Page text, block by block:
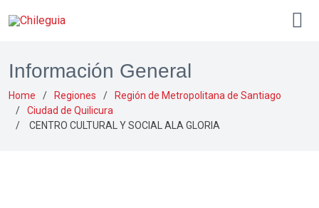
Información General
Home Regiones
Región de Metropolitana de Santiago
Ciudad de Quilicura
CENTRO CULTURAL Y SOCIAL ALA GLORIA